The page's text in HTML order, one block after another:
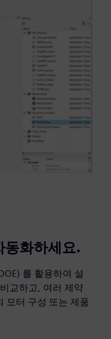
동화하세요.
를 활용하여 설
교하고, 여러 제약
모터 구성 또는 제품